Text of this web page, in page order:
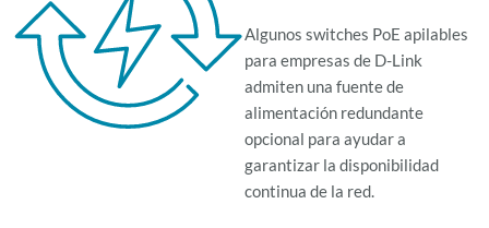
Algunos switches PoE apilables
para empresas de D-Link
admiten una fuente de
alimentación redundante
opcional para ayudar a
garantizar la disponibilidad
continua de la red.